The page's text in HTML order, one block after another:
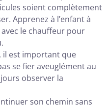
soient complètement
Apprenez à l’enfant à
le chauffeur pour
il est important que
se fier aveuglément au
observer la
son chemin sans